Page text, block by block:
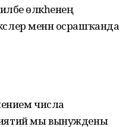
өлкәһенең
менән осрашҡанда
числа
мы вынуждены